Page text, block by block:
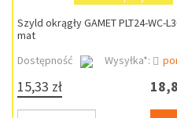
Szyld okrągły GAMET PLT24-WC-
mat
Dostępność
Wysyłka*:
15,33 zł